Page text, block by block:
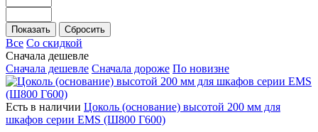
Все Со скидкой
Сначала дешевле
Сначала дешевле Сначала дороже По новизне
Есть в наличии Цоколь (основание) высотой 200 мм для
шкафов серии EMS (Ш800 Г600)